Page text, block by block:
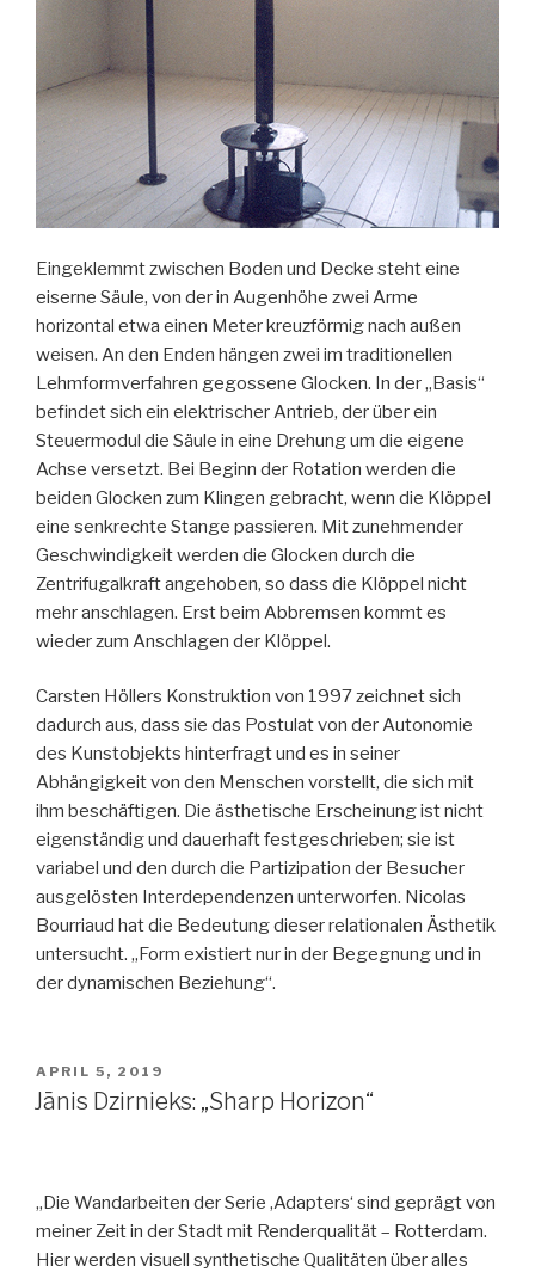
Eingeklemmt zwischen Boden und Decke steht eine
eiserne Säule, von der in Augenhöhe zwei Arme
horizontal etwa einen Meter kreuzförmig nach außen
weisen. An den Enden hängen zwei im traditionellen
Lehmformverfahren gegossene Glocken. In der „Basis“
befindet sich ein elektrischer Antrieb, der über ein
Steuermodul die Säule in eine Drehung um die eigene
Achse versetzt. Bei Beginn der Rotation werden die
beiden Glocken zum Klingen gebracht, wenn die Klöppel
eine senkrechte Stange passieren. Mit zunehmender
Geschwindigkeit werden die Glocken durch die
Zentrifugalkraft angehoben, so dass die Klöppel nicht
mehr anschlagen. Erst beim Abbremsen kommt es
wieder zum Anschlagen der Klöppel.
Carsten Höllers Konstruktion von 1997 zeichnet sich
dadurch aus, dass sie das Postulat von der Autonomie
des Kunstobjekts hinterfragt und es in seiner
Abhängigkeit von den Menschen vorstellt, die sich mit
ihm beschäftigen. Die ästhetische Erscheinung ist nicht
eigenständig und dauerhaft festgeschrieben; sie ist
variabel und den durch die Partizipation der Besucher
ausgelösten Interdependenzen unterworfen. Nicolas
Bourriaud hat die Bedeutung dieser relationalen Ästhetik
untersucht. „Form existiert nur in der Begegnung und in
der dynamischen Beziehung“.
VERÖFFENTLICHT
AM
APRIL 5, 2019
Jānis Dzirnieks: „Sharp Horizon“
„Die Wandarbeiten der Serie ‚Adapters‘ sind geprägt von
meiner Zeit in der Stadt mit Renderqualität – Rotterdam.
Hier werden visuell synthetische Qualitäten über alles